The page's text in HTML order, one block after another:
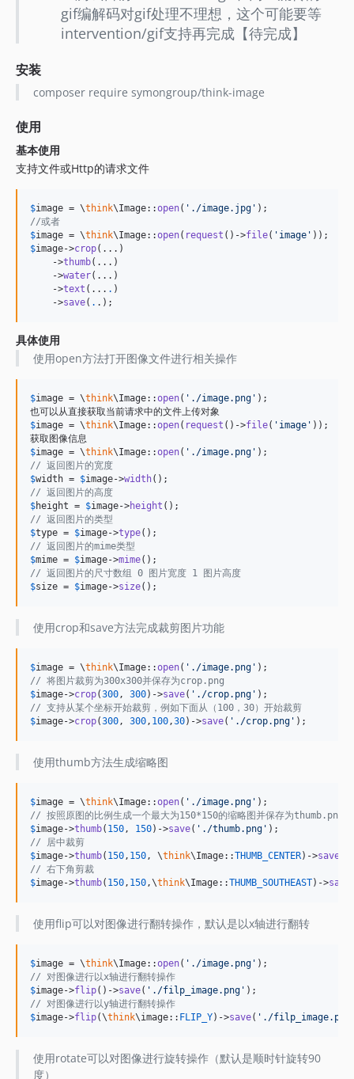
gif编解码对gif处理不理想，这个可能要等
intervention/gif支持再完成【待完成】
安装
composer require symongroup/think-image
使用
基本使用
支持文件或Http的请求文件
$image = \think\Image::open( ' ./image.jpg '
//或者
$image = \think\Image::open( request ()->file( ' image '
$image->crop(...)
    ->
thumb(...)
    ->
water(...)
    ->
text (... . )
    ->
save( . .);
具体使用
使用open方法打开图像文件进行相关操作
$image = \think\Image::open( ' ./image.png ' );
$image = \think\Image::open( request ()->file( ' image ' ));
$image = \think\Image::open( ' ./image.png '
// 返回图片的宽度
$width = $image->width
// 返回图片的高度
$height = $image->height
// 返回图片的类型
$type = $image->type
// 返回图片的mime类型
$mime = $image->mime
// 返回图片的尺寸数组 0 图片宽度 1 图片高度
$size = $image->size();
使用crop和save方法完成裁剪图片功能
$image = \think\Image::open( ' ./image.png '
// 将图片裁剪为300x300并保存为crop.png
$image->crop(300 , 300)->save( ' ./crop.png '
// 支持从某个坐标开始裁剪，例如下面从（100，30）开始裁剪
$image->crop(300 , 300 , 100 ,30)->save( ' ./crop.png ' );
使用thumb方法生成缩略图
$image = \think\Image::open( ' ./image.png '
// 按照原图的比例生成一个最大为150*150的缩略图并保存为thumb.png
$image->thumb( 150 , 150)->save( ' ./thumb.png '
// 居中裁剪
$image->thumb( 150 , 150 , \think\Image::THUMB_CENTER)->save
// 右下角剪裁
$image->thumb( 150 , 150 ,\think\Image::THUMB_SOUTHEAST)->save
使用flip可以对图像进行翻转操作，默认是以x轴进行翻转
$image = \think\Image::open( ' ./image.png '
// 对图像进行以x轴进行翻转操作
$image->flip()->save( ' ./filp_image.png '
// 对图像进行以y轴进行翻转操作
$image->flip(\think\image:: FLIP_Y)->save( ' ./filp_image.png
使用rotate可以对图像进行旋转操作（默认是顺时针旋转90
度）